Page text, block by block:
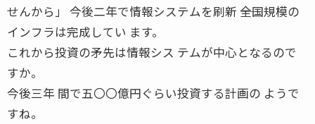
せんから」 今後二年で情報システムを刷新 ――全国規模の
インフラは完成してい ます。
これから投資の矛先は情報シス テムが中心となるので
すか。
今後三年 間で五〇〇億円ぐらい投資する計画の ようで
すね。